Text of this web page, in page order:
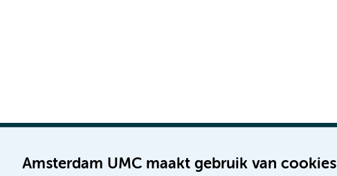
Amsterdam UMC maakt gebruik van cookies